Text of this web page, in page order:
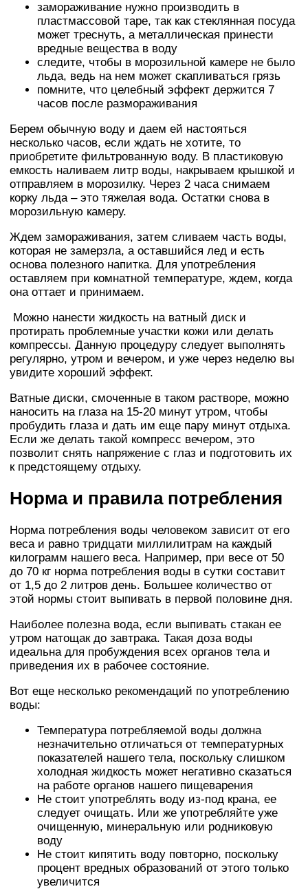
замораживание нужно производить в
пластмассовой таре, так как стеклянная посуда
может треснуть, а металлическая принести
вредные вещества в воду
следите, чтобы в морозильной камере не было
льда, ведь на нем может скапливаться грязь
помните, что целебный эффект держится 7
часов после размораживания
Берем обычную воду и даем ей настояться
несколько часов, если ждать не хотите, то
приобретите фильтрованную воду. В пластиковую
емкость наливаем литр воды, накрываем крышкой и
отправляем в морозилку. Через 2 часа снимаем
корку льда – это тяжелая вода. Остатки снова в
морозильную камеру.
Ждем замораживания, затем сливаем часть воды,
которая не замерзла, а оставшийся лед и есть
основа полезного напитка. Для употребления
оставляем при комнатной температуре, ждем, когда
она оттает и принимаем.
Можно нанести жидкость на ватный диск и
протирать проблемные участки кожи или делать
компрессы. Данную процедуру следует выполнять
регулярно, утром и вечером, и уже через неделю вы
увидите хороший эффект.
Ватные диски, смоченные в таком растворе, можно
наносить на глаза на 15-20 минут утром, чтобы
пробудить глаза и дать им еще пару минут отдыха.
Если же делать такой компресс вечером, это
позволит снять напряжение с глаз и подготовить их
к предстоящему отдыху.
Норма и правила потребления
Норма потребления воды человеком зависит от его
веса и равно тридцати миллилитрам на каждый
килограмм нашего веса. Например, при весе от 50
до 70 кг норма потребления воды в сутки составит
от 1,5 до 2 литров день. Большее количество от
этой нормы стоит выпивать в первой половине дня.
Наиболее полезна вода, если выпивать стакан ее
утром натощак до завтрака. Такая доза воды
идеальна для пробуждения всех органов тела и
приведения их в рабочее состояние.
Вот еще несколько рекомендаций по употреблению
воды:
Температура потребляемой воды должна
незначительно отличаться от температурных
показателей нашего тела, поскольку слишком
холодная жидкость может негативно сказаться
на работе органов нашего пищеварения
Не стоит употреблять воду из-под крана, ее
следует очищать. Или же употребляйте уже
очищенную, минеральную или родниковую
воду
Не стоит кипятить воду повторно, поскольку
процент вредных образований от этого только
увеличится